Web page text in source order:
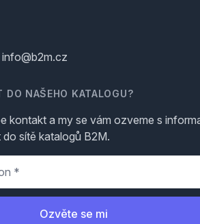
DO NAŠEHO KATALOGU?
kontakt a my se vám ozveme s
sítě katalogů B2M.
Ozvěte se mi